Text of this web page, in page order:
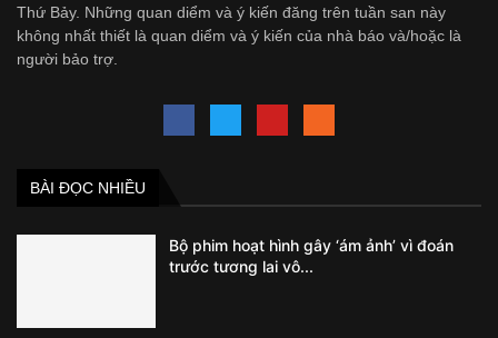
Thứ Bảy. Những quan diểm và ý kiến đăng trên tuần san này
không nhất thiết là quan diểm và ý kiến của nhà báo và/hoặc là
người bảo trợ.
BÀI ĐỌC NHIỀU
Bộ phim hoạt hình gây ‘ám ảnh’ vì đoán
trước tương lai vô...